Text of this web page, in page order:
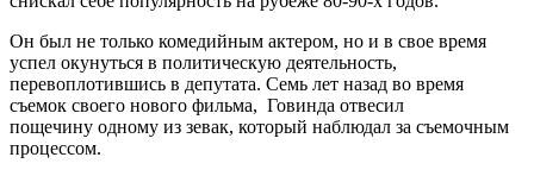
Он был не только комедийным актером, но и в свое время
успел окунуться в политическую деятельность,
перевоплотившись в депутата. Семь лет назад во время
съемок своего нового фильма, Говинда отвесил
пощечину одному из зевак, который наблюдал за съемочным
процессом.